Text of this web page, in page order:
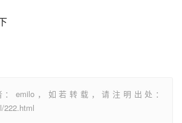
emilo，如若转载，请注明出处：
222.html